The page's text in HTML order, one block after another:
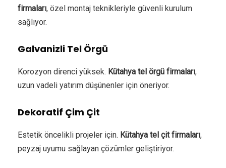
firmaları, özel montaj teknikleriyle güvenli kurulum
sağlıyor.
Galvanizli Tel Örgü
Korozyon direnci yüksek. Kütahya tel örgü firmaları,
uzun vadeli yatırım düşünenler için öneriyor.
Dekoratif Çim Çit
Estetik öncelikli projeler için. Kütahya tel çit firmaları,
peyzaj uyumu sağlayan çözümler geliştiriyor.